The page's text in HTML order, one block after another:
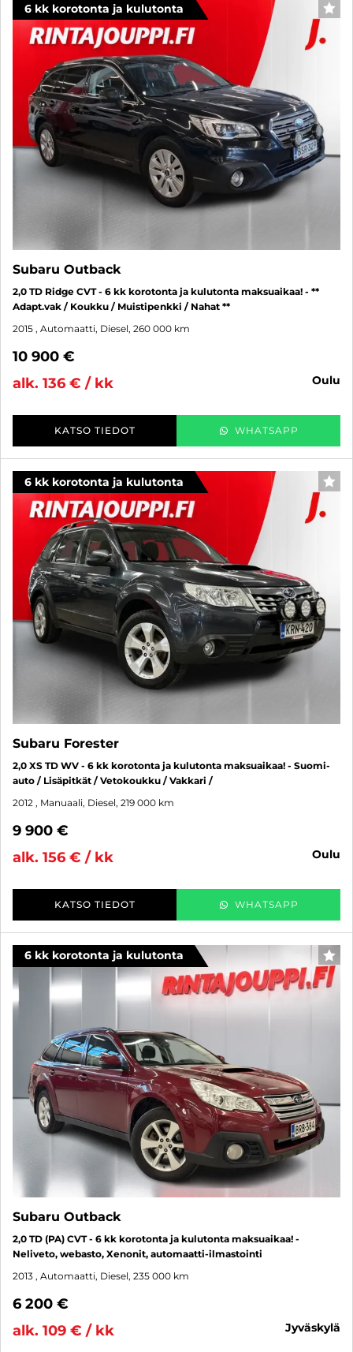
6 kk korotonta ja kulutonta
Subaru Outback
2,0 TD Ridge CVT - 6 kk korotonta ja kulutonta maksuaikaa! - **
Adapt.vak / Koukku / Muistipenkki / Nahat **
2015 , Automaatti, Diesel, 260 000 km
10 900 €
alk. 136 € / kk
oulu
KATSO TIEDOT WHATSAPP
6 kk korotonta ja kulutonta
Subaru Forester
2,0 XS TD WV - 6 kk korotonta ja kulutonta maksuaikaa! - Suomi-
auto / Lisäpitkät / Vetokoukku / Vakkari /
2012 , Manuaali, Diesel, 219 000 km
9 900 €
alk. 156 € / kk
oulu
KATSO TIEDOT WHATSAPP
6 kk korotonta ja kulutonta
Subaru Outback
2,0 TD (PA) CVT - 6 kk korotonta ja kulutonta maksuaikaa! -
Neliveto, webasto, Xenonit, automaatti-ilmastointi
2013 , Automaatti, Diesel, 235 000 km
6 200 €
alk. 109 € / kk
jyväskylä